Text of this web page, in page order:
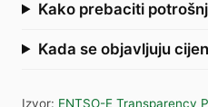
Kako prebaciti
Kada se objavljuju
Izvor: ENTSO-E Transparency